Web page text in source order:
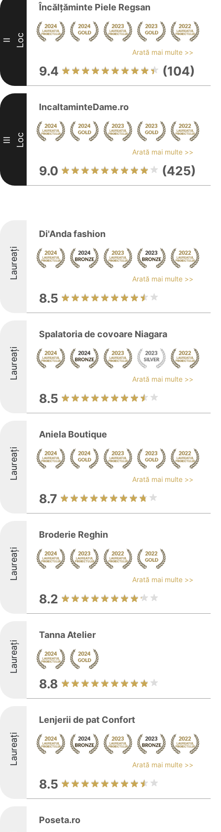
II Loc
Încălțăminte Piele Regsan
Arată mai multe >>
9.4 (104)
III Loc
IncaltaminteDame.ro
Arată mai multe >>
9.0 (425)
Laureați
Di'Anda fashion
Arată mai multe >>
8.5
Laureați
Spalatoria de covoare Niagara
Arată mai multe >>
8.5
Laureați
Aniela Boutique
Arată mai multe >>
8.7
Laureați
Broderie Reghin
Arată mai multe >>
8.2
Laureați
Tanna Atelier
8.8
Laureați
Lenjerii de pat Confort
Arată mai multe >>
8.5
Poseta.ro